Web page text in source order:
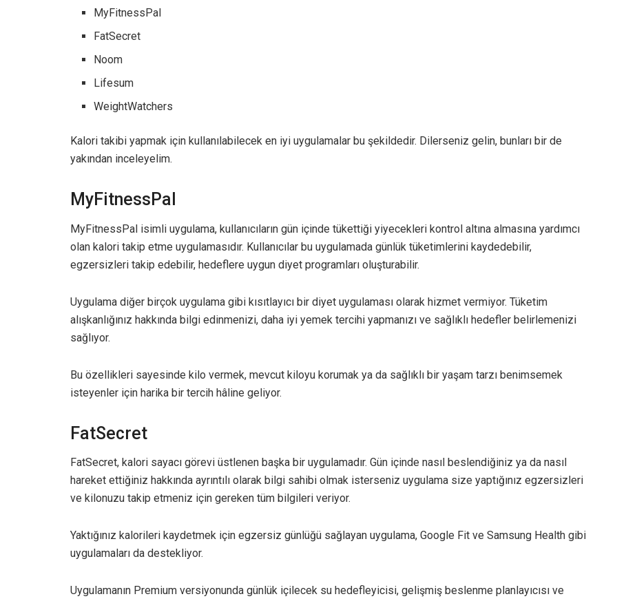
MyFitnessPal
FatSecret
Noom
Lifesum
WeightWatchers
Kalori takibi yapmak için kullanılabilecek en iyi uygulamalar bu şekildedir. Dilerseniz gelin, bunları bir de
yakından inceleyelim.
MyFitnessPal
MyFitnessPal isimli uygulama, kullanıcıların gün içinde tükettiği yiyecekleri kontrol altına almasına yardımcı
olan kalori takip etme uygulamasıdır. Kullanıcılar bu uygulamada günlük tüketimlerini kaydedebilir,
egzersizleri takip edebilir, hedeflere uygun diyet programları oluşturabilir.
Uygulama diğer birçok uygulama gibi kısıtlayıcı bir diyet uygulaması olarak hizmet vermiyor. Tüketim
alışkanlığınız hakkında bilgi edinmenizi, daha iyi yemek tercihi yapmanızı ve sağlıklı hedefler belirlemenizi
sağlıyor.
Bu özellikleri sayesinde kilo vermek, mevcut kiloyu korumak ya da sağlıklı bir yaşam tarzı benimsemek
isteyenler için harika bir tercih hâline geliyor.
FatSecret
FatSecret, kalori sayacı görevi üstlenen başka bir uygulamadır. Gün içinde nasıl beslendiğiniz ya da nasıl
hareket ettiğiniz hakkında ayrıntılı olarak bilgi sahibi olmak isterseniz uygulama size yaptığınız egzersizleri
ve kilonuzu takip etmeniz için gereken tüm bilgileri veriyor.
Yaktığınız kalorileri kaydetmek için egzersiz günlüğü sağlayan uygulama, Google Fit ve Samsung Health gibi
uygulamaları da destekliyor.
Uygulamanın Premium versiyonunda günlük içilecek su hedefleyicisi, gelişmiş beslenme planlayıcısı ve